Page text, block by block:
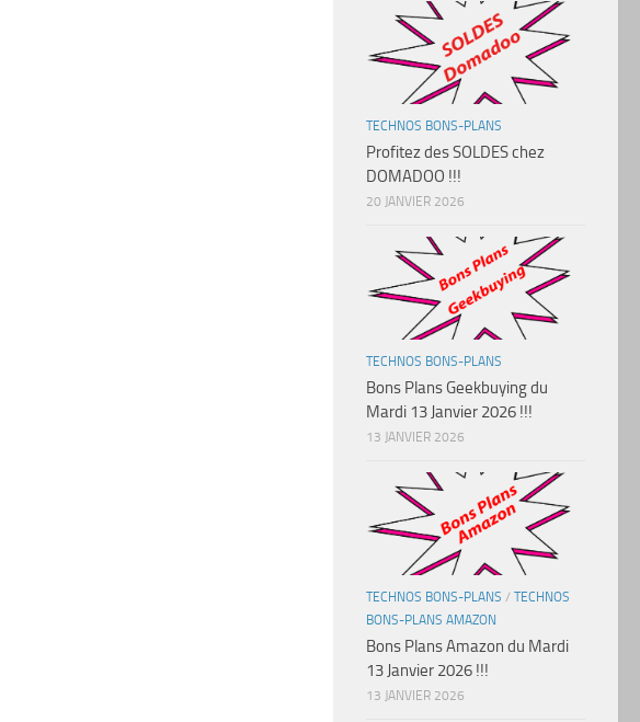
TECHNOS BONS-PLANS
Profitez des SOLDES chez
DOMADOO !!!
20 JANVIER 2026
TECHNOS BONS-PLANS
Bons Plans Geekbuying du
Mardi 13 Janvier 2026 !!!
13 JANVIER 2026
TECHNOS BONS-PLANS / TECHNOS
BONS-PLANS AMAZON
Bons Plans Amazon du Mardi
13 Janvier 2026 !!!
13 JANVIER 2026